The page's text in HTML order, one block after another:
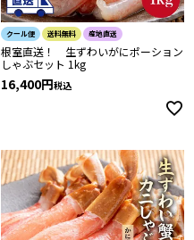
クール便 送料無料 産地直送
根室直送！ 生ずわいがにポーション
しゃぶセット 1kg
16,400 税込